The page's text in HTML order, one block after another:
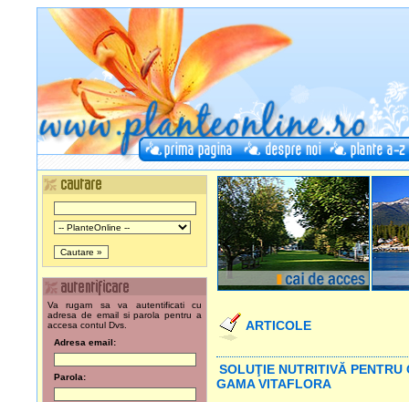
Va rugam sa va autentificati cu
adresa de email si parola pentru a
accesa contul Dvs.
Adresa email:
Parola:
ARTICOLE
SOLUŢIE NUTRITIVĂ
GAMA VITAFLORA